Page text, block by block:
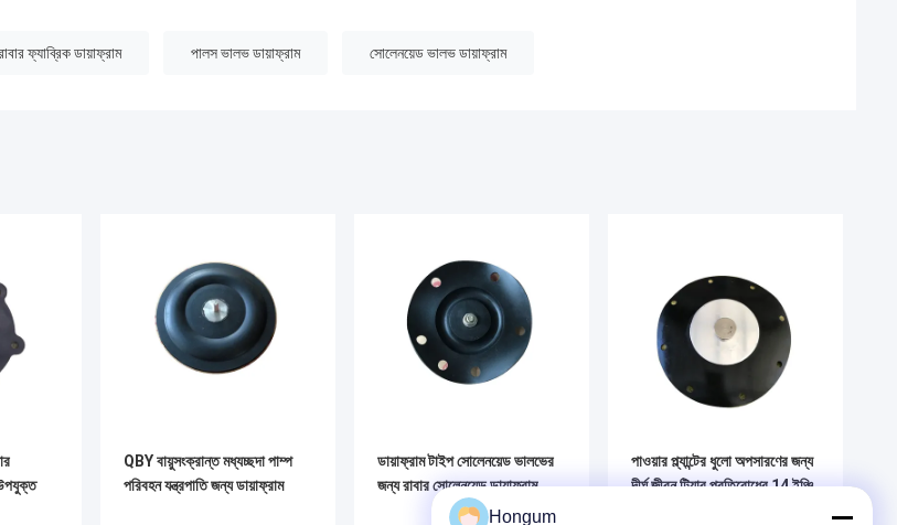
ফ্যাব্রিক ডায়াফ্রাম পালস ভালভ ডায়াফ্রাম সোলেনয়েড ভালভ ডায়াফ্রাম
QBY বায়ুসংক্রান্ত মধ্যচ্ছদা পাম্প
পরিবহন যন্ত্রপাতি জন্য ডায়াফ্রাম
ডায়াফ্রাম টাইপ সোলেনয়েড ভালভের
জন্য রাবার সোলেনয়েড ডায়াফ্রাম
পাওয়ার প্ল্যান্টের ধুলো অপসারণের জন্য
দীর্ঘ জীবন টিয়ার প্রতিরোধের 14 ইঞ্চি
Hongum